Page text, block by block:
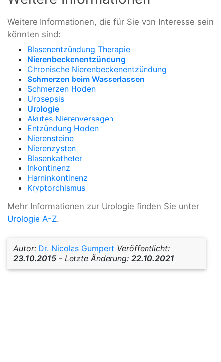
Weitere Informationen, die für Sie von Interesse sein
könnten sind:
Blasenentzündung Therapie
Nierenbeckenentzündung
Chronische Nierenbeckenentzündung
Schmerzen beim Wasserlassen
Schmerzen Hoden
Urosepsis
Urologie
Akutes Nierenversagen
Entzündung Hoden
Nierensteine
Nierenzysten
Blasenkatheter
Inkontinenz
Harninkontinenz
Kryptorchismus
Mehr Informationen zur Urologie finden Sie unter
Urologie A-Z.
Autor: Dr. Nicolas Gumpert Veröffentlicht:
23.10.2015 - Letzte Änderung: 22.10.2021